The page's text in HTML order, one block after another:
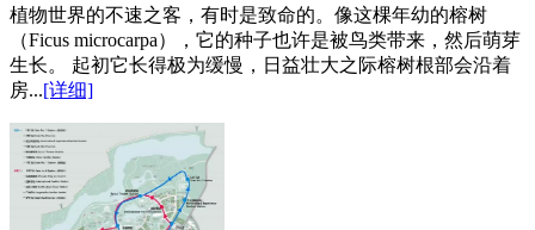
植物世界的不速之客，有时是致命的。像这棵年幼的榕树
（Ficus microcarpa），它的种子也许是被鸟类带来，然后萌芽
生长。 起初它长得极为缓慢，日益壮大之际榕树根部会沿着
房...[详细]